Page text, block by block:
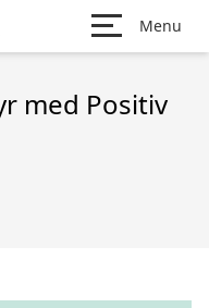
Menu
med Positiv